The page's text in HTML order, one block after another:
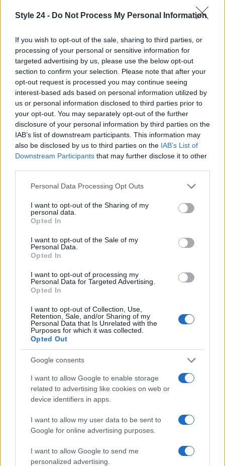
Style 24 - Do Not Process My Personal Information
If you wish to opt-out of the sale, sharing to third parties, or
processing of your personal or sensitive information for
targeted advertising by us, please use the below opt-out
section to confirm your selection. Please note that after your
opt-out request is processed you may continue seeing
interest-based ads based on personal information utilized by
us or personal information disclosed to third parties prior to
your opt-out. You may separately opt-out of the further
disclosure of your personal information by third parties on the
IAB’s list of downstream participants. This information may
also be disclosed by us to third parties on the IAB’s List of
Downstream Participants that may further disclose it to other
Please note that this website/app uses one or more Google
not limited to your visit or usage behaviour. You may click to
grant or deny consent to Google and its third-party tags to
use your data for below specified purposes in below Google
consent section.
Personal Data Processing Opt Outs
I want to opt-out of the Sharing of my
personal data.
Opted In
I want to opt-out of the Sale of my
Personal Data.
Opted In
I want to opt-out of processing my
Personal Data for Targeted Advertising.
Opted In
I want to opt-out of Collection, Use,
Retention, Sale, and/or Sharing of my
Personal Data that Is Unrelated with the
Purposes for which it was collected.
Opted Out
Google consents
I want to allow Google to enable storage
related to advertising like cookies on web or
device identifiers in apps.
I want to allow my user data to be sent to
Google for online advertising purposes.
I want to allow Google to send me
personalized advertising.
Continua a leggere
Guida sensoriale: note aromatiche per focalizzazione,
relax e buonumore
Camilla Fiore · 7 Ago 2026
FITNESS